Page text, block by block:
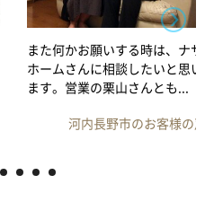
また何かお願いする時は、ナサ
ホームさんに相談したいと思い
ます。営業の栗山さんとも...
河内長野市のお客様の